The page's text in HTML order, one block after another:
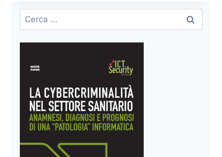
ATTACCHI
COSA
DOVREBBERO
DAVVERO?
Ricerca
per: